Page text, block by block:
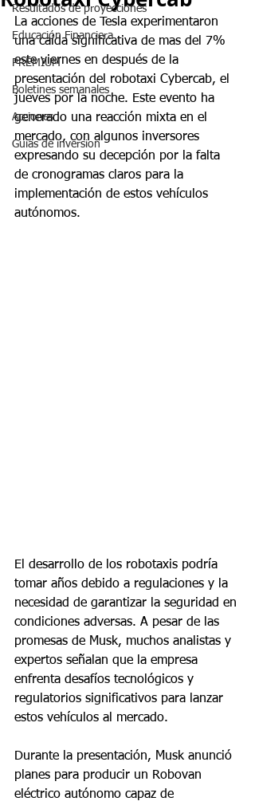
Resultados de proyecciones
Educación Financiera
PREMIUM
Boletines semanales
Acciones
Guias de inversion
La acciones de Tesla experimentaron
una caída significativa de mas del 7%
este viernes en después de la
presentación del robotaxi Cybercab, el
jueves por la noche. Este evento ha
generado una reacción mixta en el
mercado, con algunos inversores
expresando su decepción por la falta
de cronogramas claros para la
implementación de estos vehículos
autónomos.
El desarrollo de los robotaxis podría
tomar años debido a regulaciones y la
necesidad de garantizar la seguridad en
condiciones adversas. A pesar de las
promesas de Musk, muchos analistas y
expertos señalan que la empresa
enfrenta desafíos tecnológicos y
regulatorios significativos para lanzar
estos vehículos al mercado.
Durante la presentación, Musk anunció
planes para producir un Robovan
eléctrico autónomo capaz de